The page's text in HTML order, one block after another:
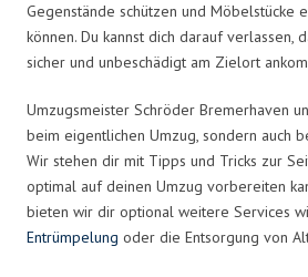
Gegenstände schützen und Möbelstücke
können. Du kannst dich darauf verlassen,
sicher und unbeschädigt am Zielort
Umzugsmeister Schröder Bremerhaven
beim eigentlichen Umzug, sondern auch
Wir stehen dir mit Tipps und Tricks zur
optimal auf deinen Umzug vorbereiten
bieten wir dir optional weitere Services
Entrümpelung oder die Entsorgung von